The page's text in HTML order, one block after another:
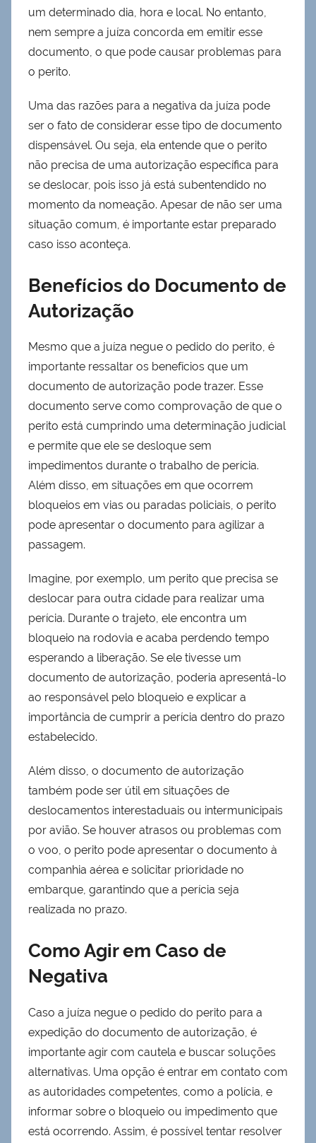
um determinado dia, hora e local. No entanto,
nem sempre a juíza concorda em emitir esse
documento, o que pode causar problemas para
o perito.
Uma das razões para a negativa da juíza pode
ser o fato de considerar esse tipo de documento
dispensável. Ou seja, ela entende que o perito
não precisa de uma autorização específica para
se deslocar, pois isso já está subentendido no
momento da nomeação. Apesar de não ser uma
situação comum, é importante estar preparado
caso isso aconteça.
Benefícios do Documento de
Autorização
Mesmo que a juíza negue o pedido do perito, é
importante ressaltar os benefícios que um
documento de autorização pode trazer. Esse
documento serve como comprovação de que o
perito está cumprindo uma determinação judicial
e permite que ele se desloque sem
impedimentos durante o trabalho de perícia.
Além disso, em situações em que ocorrem
bloqueios em vias ou paradas policiais, o perito
pode apresentar o documento para agilizar a
passagem.
Imagine, por exemplo, um perito que precisa se
deslocar para outra cidade para realizar uma
perícia. Durante o trajeto, ele encontra um
bloqueio na rodovia e acaba perdendo tempo
esperando a liberação. Se ele tivesse um
documento de autorização, poderia apresentá-lo
ao responsável pelo bloqueio e explicar a
importância de cumprir a perícia dentro do prazo
estabelecido.
Além disso, o documento de autorização
também pode ser útil em situações de
deslocamentos interestaduais ou intermunicipais
por avião. Se houver atrasos ou problemas com
o voo, o perito pode apresentar o documento à
companhia aérea e solicitar prioridade no
embarque, garantindo que a perícia seja
realizada no prazo.
Como Agir em Caso de
Negativa
Caso a juíza negue o pedido do perito para a
expedição do documento de autorização, é
importante agir com cautela e buscar soluções
alternativas. Uma opção é entrar em contato com
as autoridades competentes, como a polícia, e
informar sobre o bloqueio ou impedimento que
está ocorrendo. Assim, é possível tentar resolver